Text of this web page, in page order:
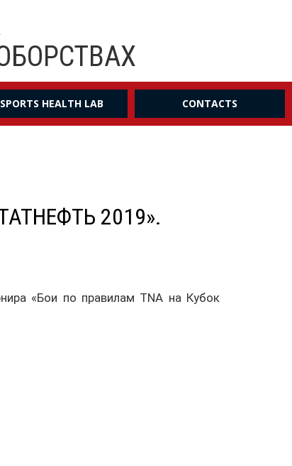
SPORTS HEALTH LAB CONTACTS
2019».
«Бои по правилам TNA на Кубок